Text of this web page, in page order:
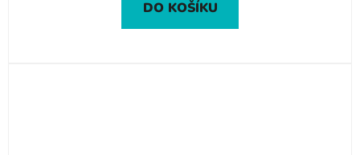
DO KOŠÍKU